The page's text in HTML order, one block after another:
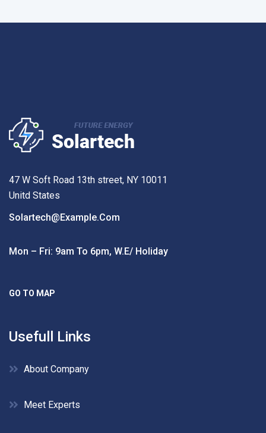
47 W Soft Road 13th street, NY 10011
Unitd States
Solartech@example.com
Mon – Fri: 9am To 6pm, W.e/ Holiday
GO TO MAP
Usefull Links
About Company
Meet Experts